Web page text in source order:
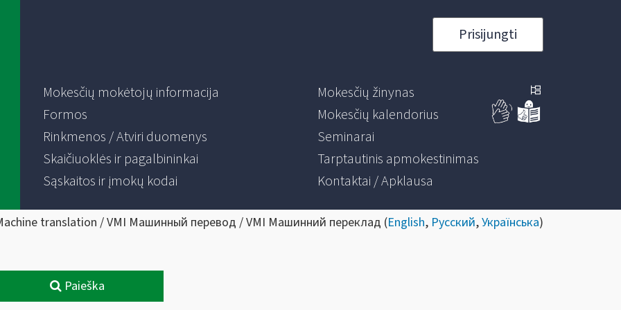
Prisijungti
Mokesčių mokėtojų informacija
Formos
Rinkmenos / Atviri duomenys
Skaičiuoklės ir pagalbininkai
Sąskaitos ir įmokų kodai
Mokesčių žinynas
Mokesčių kalendorius
Seminarai
Tarptautinis apmokestinimas
Kontaktai / Apklausa
translation / VMI Машинный перевод / VMI Машинний переклад (English, Русский,Українська)
Paieška